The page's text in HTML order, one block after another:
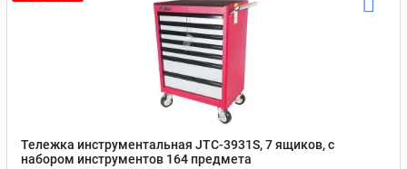
Тележка инструментальная JTC-3931S, 7 ящиков, с
набором инструментов 164 предмета